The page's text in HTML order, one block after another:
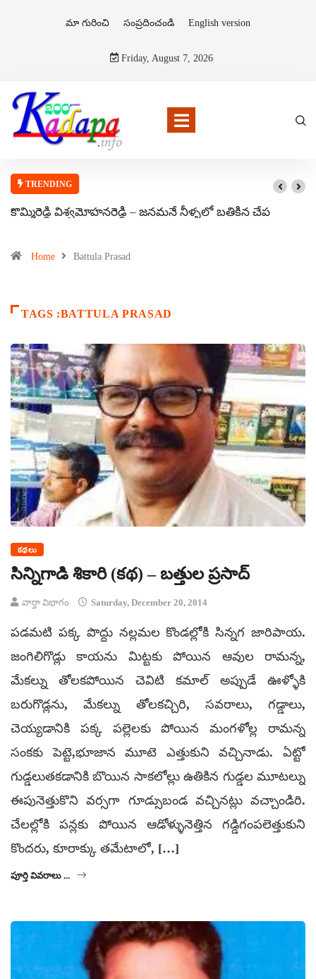
మా గురించి సంప్రదించండి English version
Friday, August 7, 2026
TRENDING
కొమ్మిరెడ్డి విశ్వమోహనరెడ్డి – జనమనే నీళ్ళలో బతికిన చేప
Home Battula Prasad
TAGS :BATTULA PRASAD
కథలు
సిన్నిగాడి శికారి (కథ) – బత్తుల ప్రసాద్
వార్తా విభాగం Saturday, December 20, 2014
పడమటి పక్క పొద్దు నల్లమల కొండల్లోకి సిన్నగ జారిపాయ.
జంగిలిగొడ్లు కాయను మిట్టకు పోయిన ఆవుల రామన్న,
మేకల్ను తోలకపోయిన చెవిటి కమాల్ అప్పుడే ఊళ్ళోకి
బరుగొడ్లను, మేకల్ను తోలకచ్చిరి, సవరాలు, గడ్డాలు,
చెయ్యడానికి పక్క పల్లెలకు పోయిన మంగళోల్ల రామన్న
సంకకు పెట్టె,భూజాన మూటె ఎత్తుకుని వచ్చినాడు. ఏట్టో
గుడ్డలుతకడానికి బొయిన సాకలోల్లు ఉతికిన గుడ్డల మూటల్ను
ఈపునెత్తుకొని వర్సగా గూడ్సుబండ వచ్చినట్లు వచ్చాండిరి.
చేలల్లోకి పన్లకు పోయిన ఆడోళ్ళునెత్తిన గడ్డిగంపలెత్తుకుని
కొందరు, కూరాక్కు తమేటాలో, […]
పూర్తి వివరాలు ...